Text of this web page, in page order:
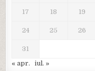
17 18 19
24 25 26
31
« apr.
iul. »